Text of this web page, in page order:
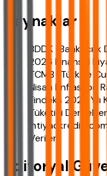
Kaynaklar
BDDK
2026 Finansal
TCMB (Türkiye
Nisan Enflasyon
Findeks 2025
Tüketici
Verileri
Editoryal